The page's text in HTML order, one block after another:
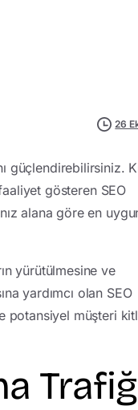
26
güçlendirebilirsiniz.
gösteren SEO
alana göre en
yürütülmesine ve
yardımcı olan SEO
potansiyel müşteri